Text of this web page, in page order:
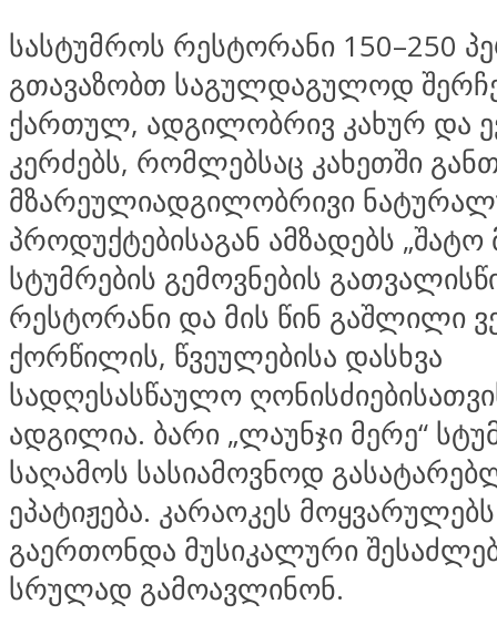
სასტუმროს რესტორანი 150–250
გთავაზობთ საგულდაგულოდ
ქართულ, ადგილობრივ კახურ და
კერძებს, რომლებსაც კახეთში
მზარეულიადგილობრივი
პროდუქტებისაგან ამზადებს „შატო
სტუმრების გემოვნების
რესტორანი და მის წინ გაშლილი
ქორწილის, წვეულებისა დასხვა
სადღესასწაულო
ადგილია. ბარი „ლაუნჯი მერე“
საღამოს სასიამოვნოდ
ეპატიჟება. კარაოკეს
გაერთონდა მუსიკალური
სრულად გამოავლინონ.